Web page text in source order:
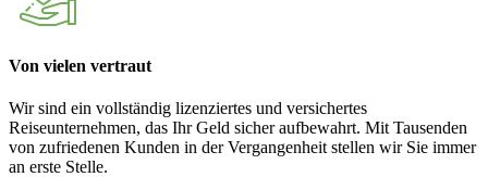
Von vielen vertraut
Wir sind ein vollständig lizenziertes und versichertes
Reiseunternehmen, das Ihr Geld sicher aufbewahrt. Mit Tausenden
von zufriedenen Kunden in der Vergangenheit stellen wir Sie immer
an erste Stelle.